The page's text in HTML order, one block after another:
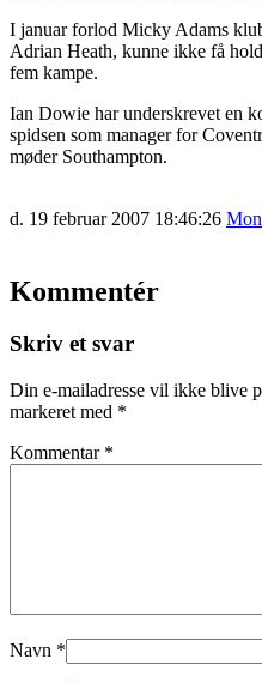
I januar forlod Micky Adams
Adrian Heath, kunne ikke få
fem kampe.
Ian Dowie har underskrevet en
spidsen som manager for
møder Southampton.
d. 19 februar 2007 18:46:26
Kommentér
Skriv et svar
Din e-mailadresse vil ikke blive
markeret med *
Kommentar *
Navn *